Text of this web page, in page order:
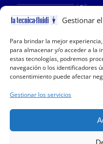
Gestionar
Para brindar la mejor
para almacenar y/o acceder a la
estas tecnologías, podremos
navegación o los identificadores
consentimiento puede afectar
Gestionar los servicios
Copyright 2019-2025 La
Reserved | P.I.
Declaración de
Política de cookies